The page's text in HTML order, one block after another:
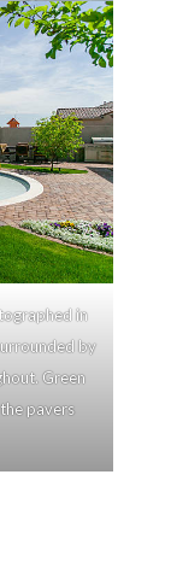
in
by
Green
pavers